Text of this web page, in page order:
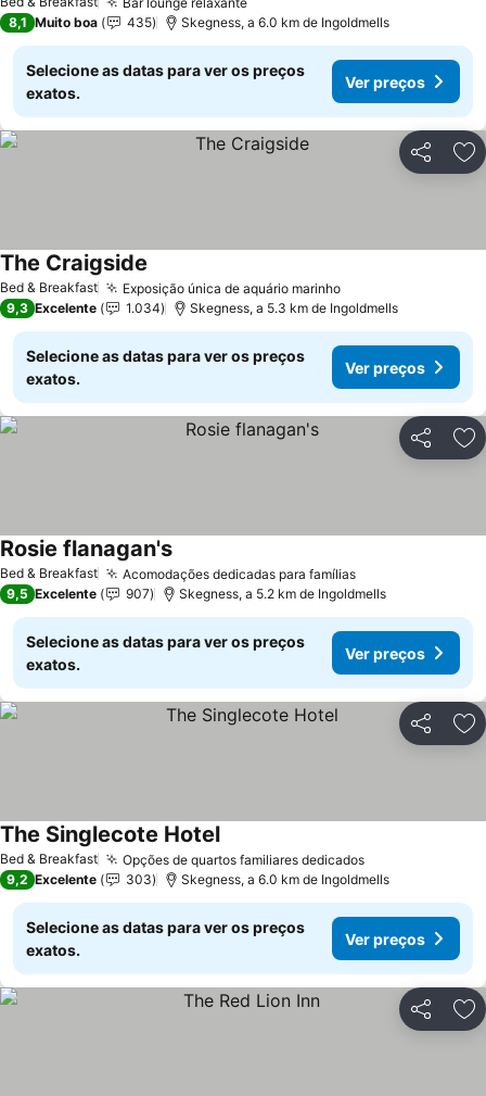
Ver preços
8,1 Muito boa 435 Skegness, a 6.0 km de Ingoldmells
Selecione as datas para ver os preços
exatos.
Ver preços
Partilhar
Bed & Breakfast Exposição única de aquário marinhoVer preços
The Craigside
9,3 Excelente 1.034 Skegness, a 5.3 km de Ingoldmells
Selecione as datas para ver os preços
exatos.
Ver preços
Partilhar
Bed & Breakfast Acomodações dedicadas para famíliasVer preços
Rosie flanagan'sVer preços
9,5 Excelente 907 Skegness, a 5.2 km de Ingoldmells
Selecione as datas para ver os preços
exatos.
Ver preços
Partilhar
Bed & Breakfast Opções de quartos familiares dedicadosVer preços
The Singlecote HotelVer preços
9,2 Excelente 303 Skegness, a 6.0 km de Ingoldmells
Selecione as datas para ver os preços
exatos.
Ver preços
Partilhar